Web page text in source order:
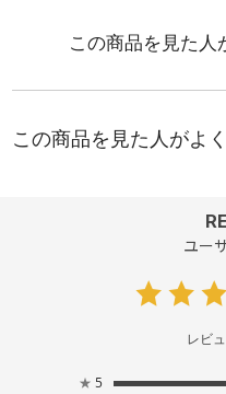
ユー
レビ
★ 5